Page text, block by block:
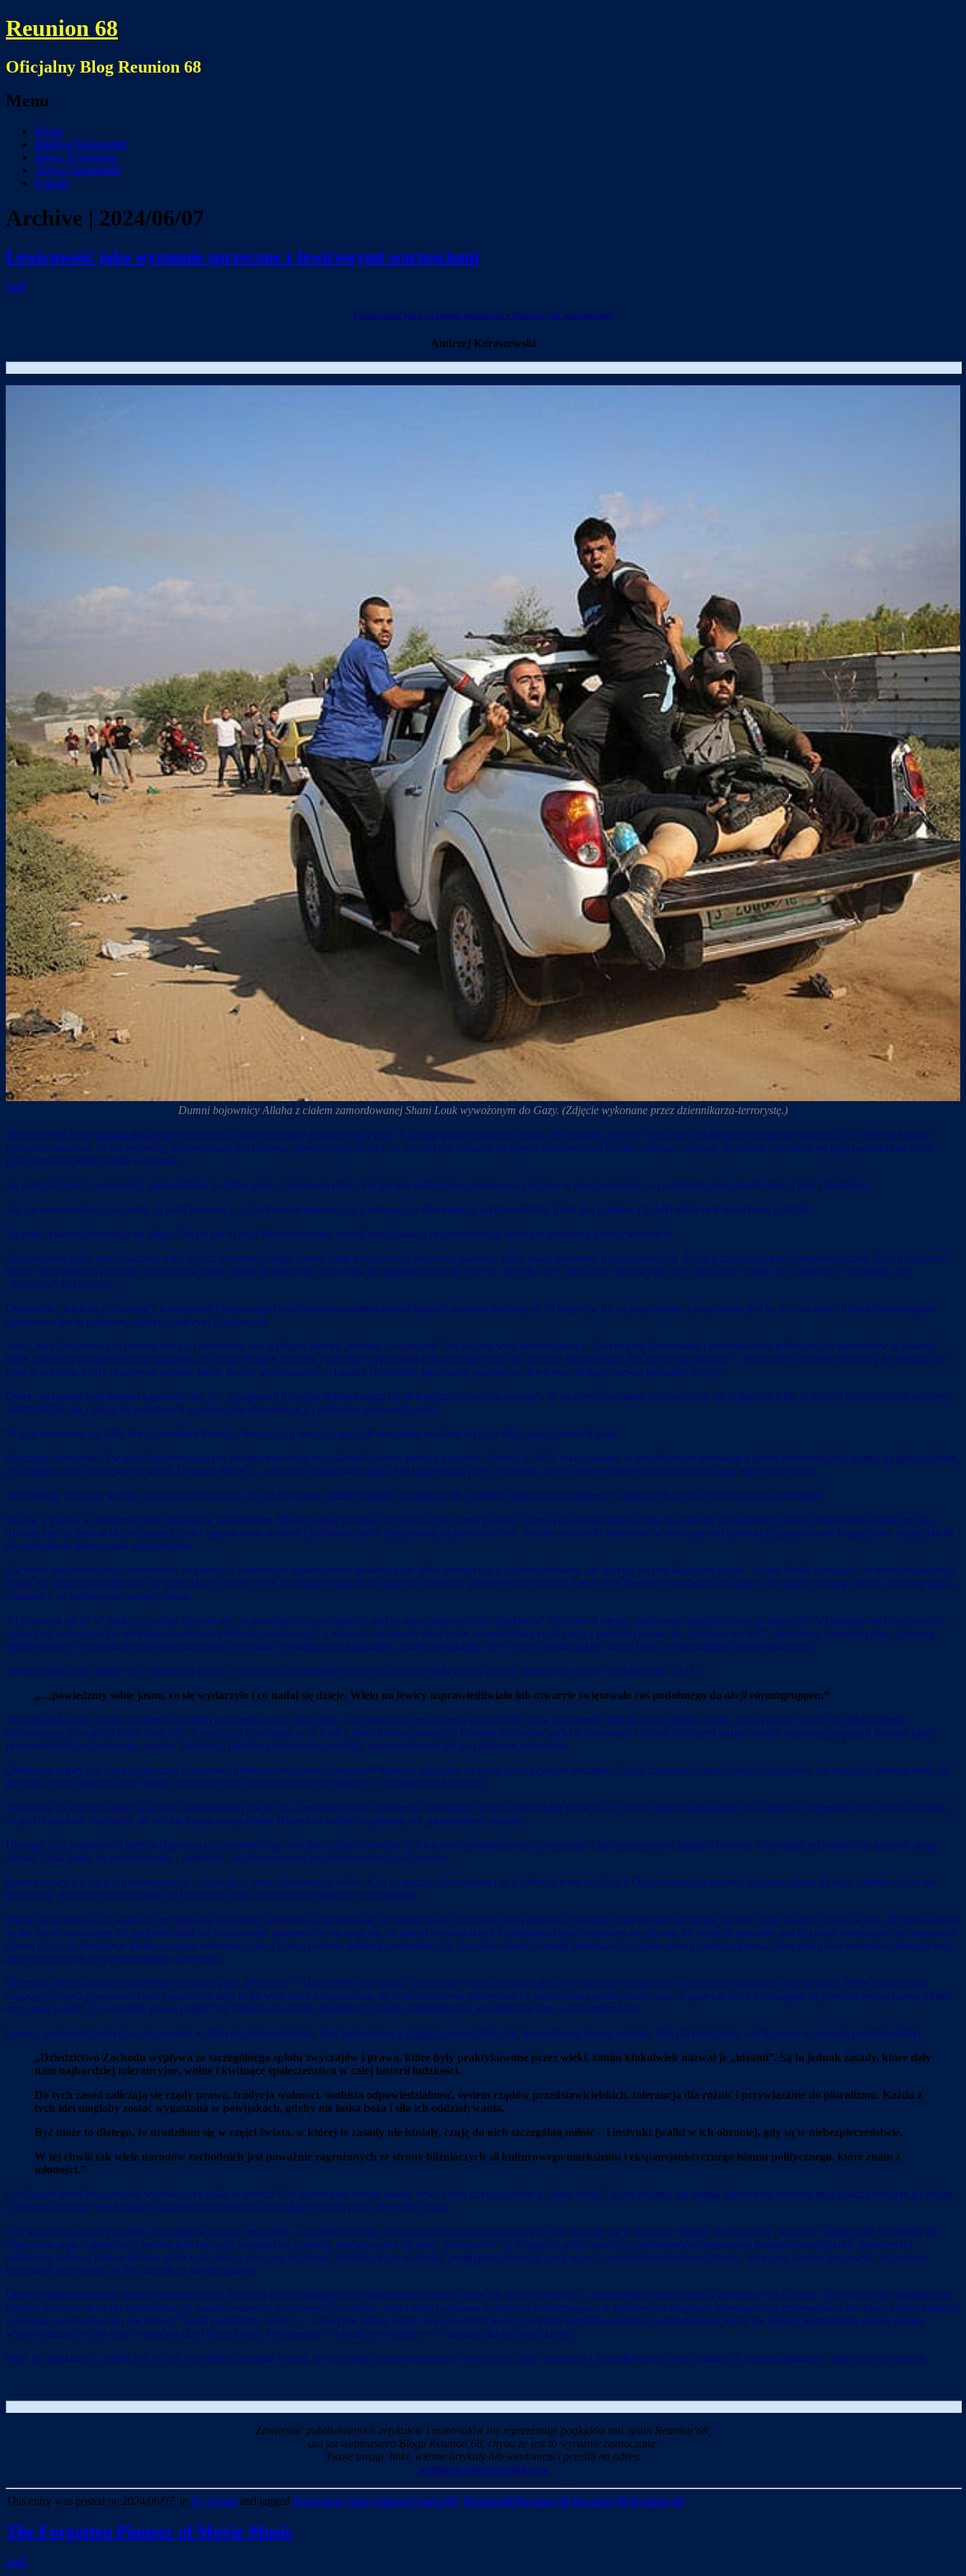
Reunion 68
Oficjalny Blog Reunion 68
Menu
Skip
content
Home
Biuletyn Reunion68
Słowo Żydowskie
Artysci Reunion68
Książki
Archive | 2024/06/07
Lewicowość jako wyznanie sprzeczne z lewicowymi wartościami
Jun7
Lewicowość jako wyznanie sprzeczne z lewicowymi wartościami
Andrzej Koraszewski
Dumni bojownicy Allaha z ciałem zamordowanej Shani Louk wywożonym do Gazy. (Zdjęcie wykonane przez dziennikarza-terrorystę.)
Amerykański autor napisał długi esej o amoralnym antysyjonizmie postępowej lewicy. Czytając go próbowałem dociec jak rozumie „lewicę”, dlaczego deklaruje jej dozgonną wierność, czy jeśli na samym
początku zaznacza, że ten amoralny antysyjonizm jest chorobą „postępowej” lewicy, to on sam jest konserwatywnym lewicowcem? Krótko mówiąc, czytając wyraźnie czepiałem się tego patrzenia na świat
przez pryzmat politycznego wyznania.
Na pytanie, kim ja sam jestem, odpowiadam, że tylko sobą, czyli niewiernym, lub jak kto woli bezwyznaniowym gościem w rzeczywistości, (co automatycznie skreśla mnie z listy członków).
Już we wprowadzeniu czytamy, że ruch lewicowy „utracił nawet najmniejsze powiązania z elementarną przyzwoitością, która jest podstawą każdej właściwie lewicowej polityki”.
To jedno zdanie zatrzymuje na długo. No bo jak to jest? Ruch lewicowy utracił powiązania z przyzwoitością, która jest podstawą każdej właściwej…
Najwyraźniej autor jest świadomy tego, że już wcześniej mogła istnieć jakaś niewłaściwa lewicowa polityka, która miała problemy z przyzwoitością. Ten typ zastrzeżeń jest charakterystyczny dla wyznawców,
którzy mają głęboką potrzebę zachowania wiary, mimo świadomości kroczenia po grząskim gruncie. Wierzę, ale tylko we „właściwy” katolicyzm, we „właściwy” islam, we „właściwy” marksizm, we
„właściwą” lewicowość.
Określenie „właściwy” zwalnia z konieczności klarownego zdefiniowania obiektu naszej miłości, pozwala na domysł, że wierzę w to, co przyzwoite, a przyzwoite jest to, w co wierzę. Odwieczna pułapka
marzenia o byciu pięknym, dobrym, mądrym i kochanym.
Jack Omer-Jackaman zna historię lewicy i doskonale wie o długiej historii „błędów i wypaczeń” lub jak kto woli zbrodni lewicy. Zaczyna od Kronsztadu i przechodzi do późniejszych momentów w historii,
które kolejnym pokoleniom uświadamiały, że „intelektualne wykręty i moralne wypaczenia linii partyjnej stają się zarówno nieuniknione, jak nie do utrzymania”.
Autor pisze (innymi słowami), że obudził się z
ręką w nocniku, kiedy przeczytał żądanie Judith Butler, aby rozumieć „Hamas i Hezbollah, jako ruchy postępowe, lewicowe, będące częścią globalnej lewicy”.
Omer- Jackaman natychmiast zapewnia nas, że „okropności Związku Radzieckiego nie delegitymizowały socjalizmu”, że na zawsze zostanie lewicowcem, ale będzie zaciekle walczył z lewicowością zarówno
Judith Butler, jak i tłumu jej podobnych wyznawców dekolonizacji i globalnej sprawiedliwości.
W tym momencie na kilka dni przerwałem lekturę, chociaż przy innych zajęciach wracałem myślami do tych kilku przeczytanych zdań.
Dlaczego okropności Związku Radzieckiego nie delegitymizowały socjalizmu? Jeszcze przed wyjazdem z Polski w 1971 roku pisałem, że socjalizm jest nieustającą próbą industrializacji opartej na pańszczyźnie,
że socjalizm jest zwycięstwem utopii Thomasa More’a – wiecznej dobrotliwej opieki nad maluczkimi przez światłych, że jest zniewoleniem prezentowanym jako najwyższe dobro.
Wybraliśmy Szwecję, trochę z powodu przekonania, że jest to miejsce, gdzie socjaliści zrezygnowali z ambicji budowania socjalizmu i ograniczyli się do cywilizowania kapitalizmu.
Patrząc z Polski, to złudzenie było całkowicie uzasadnione. Bliższy ogląd pokazał, że była to tylko część prawdy. Trzecia (skandynawska) droga okazała się wydłużeniem Nowej Polityki Ekonomicznej na
dziesięciolecia, jednak bez rezygnacji z idei ograniczenia wolności jednostek przez długotrwałą nadopiekuńczość. System szwedzki doskonale wykorzystywał produkcyjną sprawność kapitalizmu, dążąc jednak
do centralnego planowania szczęśliwości.
Zachodni socjaldemokraci zrozumieli, że pomysł z centralnym planowaniem produkcji nie tylko przegrywa z wolnym rynkiem, ale skazuje na cywilizacyjną zapaść. Adam Smith zauważył, że niewidzialna ręka
rynku nie działa automatycznie, że prawdziwy wolny rynek wymaga nieustannego nadzoru i ochrony przed nieuczciwością. Lewicowy liberalizm wydawał się łączyć akceptację wolnego rynku, ochronę prawa
własności, ze społecznym solidaryzmem.
To brzmi jak ideał. W praktyce jednak okazało się, że niesamowity początkowy sukces tego połączenia nie mógł trwać wiecznie. Etatyzm, nadmierne opodatkowane pracujących, wyłonienie się całej warstwy
społecznej zajmującej się wtórnym dzieleniem dochodu narodowego, a wreszcie świadome niszczenie protestanckiej etyki pracy i przekonywanie, że „państwo ma dać”, stopniowo zmieniało ideę „państwa
opiekuńczego” w grabarza socjaldemokracji jako czynnika cywilizującego kapitalizm, ponownie oddając stery w ręce zwolenników utopii (tym razem globalnej sprawiedliwości).
Amerykański autor gotuje się z oburzenia pisząc o reakcjach amrykańskiej lewicy na barbarzyński najazd zbirów Hamasu na Izrael 7 października 2023 r.:
„…powiedzmy sobie jasno, co się wydarzyło i co nadal się dzieje. Wielu na lewicy usprawiedliwiało lub otwarcie świętowało coś podobnego do akcji einsatzgruppen.”
Amerykański autor (moim zdaniem zasadnie) postrzega lewicę jako stado. Antysemityzm jest chorobą przewlekłą, która nieustannie atakuje różne ludzkie stada. Antysyjonizm lewicy to tylko strategia
mobilizująca do walki o różne inne cele. Czytamy w tym eseju, że ta lewica była skłonna poświęcić Ukrainę na ołtarzu walki z Zachodem i że byli to ci sami ludzie, którzy wcześniej popierali Assada, kiedy
przeprowadzał rzeź własnego narodu. Jednostki, (heretycy lewicowego ruchu), przeciwstawiały się tym stadnym odruchom.
Deklaracja takiej czy innej politycznej tożsamości utrudnia dostrzeżenie fatalnych skutków patrzenia na świat przez pryzmat wyznania. Autor zauważa sympatycznych heretyków we własnym stronnictwie, ale
już gubi z pola widzenia tych, którzy mówią to samo (często bardziej wyraźnie), z niewłaściwych pozycji.
Analizując to zdumiewające poparcie amerykańskiej lewicy dla demokratycznie wybranego rosyjskiego tyrana dziennikarz ubolewa, że w ten sposób mogą oddać zwycięstwo Trumpowi, który otwarcie mówi,
że go Ukraina nie obchodzi, ale oni ukrywają swoją zdradę Bidena za ładnie wyglądającym „pragnieniem pokoju”.
Utopijne cele połączone z głęboką ignorancją charakteryzują wszelkie myślenie stadne, te lewicowe są romantyczne i połączone z mesjanistycznym ideałem budowy wspaniałej przyszłości na gruzach złego
świata. Efekt łatwy do przewidzenia – skłonność do akceptowania innych destrukcyjnych ruchów.
Innymi słowy lewica jest humanistyczna – morduje w imię szlachetnych celów. Czy to znaczy, że humaniści są z definicji lewicowi? Jack Omer-Jackaman sprawia wrażenie jakby do tego właśnie chciał nas
przekonać. Aspiracje do monopolu na humanizm mają również chrześcijanie i muzułmanie.
Próba spisania naszych wartości i przypisania im pewnej hierarchii może pokazać, że stoimy przed wyborem: albo partyjna tożsamość albo humanizm. Mogę nazwać moje wartości lewicowymi, ale jeśli wartości
są dla mnie ważniejsze niż przynależność do lewicowego plemienia to okazuje się, że jestem zwolennikiem kapitalizmu i przeciwnikiem socjalizmu, że wolność jednostki jest dla mnie ważniejsza niż urządzanie
innym życia, że likwidacja głodu wymaga wolnego rynku i wykorzystania ludzkiej pomysłowości, że wolny rynek wymaga demokracji i rządów prawa; rządów prawa, które kładą kres wolności jednostki tam,
gdzie zaczyna się krzywda drugiego człowieka.
Dlaczego zatem definiujemy niektóre wartości jako „lewicowe”? Odpowiedź jest prosta. To głównie lewica dopominała się o skrócenie dnia pracy, o prawo do związków zawodowych, które umożliwiało
negocjacje między pracodawcami i pracownikami, to głównie lewica dopominała się o ubezpieczenia zdrowotne i o powszechną opiekę medyczną, to głównie lewica domagała się powszechnego prawa głosu
oraz praw kobiet. Te wszystkie prawa mogły być realizowane dzięki demokracji i dzięki kapitalizmowi umożliwiającemu wzrost dobrobytu.
Lewica jest kolektywistyczna, humanizm to głównie indywidualizm. Być może lepiej wyjaśni to Ayaan Hirsi Ali, do niedawna słynna ateistka, dziś chrześcijanka, wychowana w rodzinie muzułmańskiej:
„Dziedzictwo Zachodu wypływa ze szczególnego splotu zwyczajów i prawa, które były praktykowane przez wieki, zanim ktokolwiek nazwał je „ideami”. Są to jednak zasady, które dały
nam najbardziej tolerancyjne, wolne i kwitnące społeczeństwa w całej historii ludzkości.
Do tych zasad zaliczają się rządy prawa, tradycja wolności, osobista odpowiedzialność, system rządów przedstawicielskich, tolerancja dla różnic i przywiązanie do pluralizmu. Każda z
tych idei mogłaby zostać wygaszona w powijakach, gdyby nie łaska boża i siła ich oddziaływania.
Być może to dlatego, że urodziłam się w części świata, w której te zasady nie istniały, czuję do nich szczególną miłość – i instynkt [walki w ich obronie], gdy są w niebezpieczeństwie.
W tej chwili tak wiele narodów zachodnich jest poważnie zagrożonych ze strony bliźniaczych sił kulturowego marksizmu i ekspansjonistycznego islamu politycznego, które znam z
młodości.”
Czy Ayaan broni lewicowych wartości, czy tylko wartości? Czy koniecznie muszę unosić brwi, kiedy czytam zdanie o „łasce bożej”, które okazuje się niemal zabawnym wtrętem przy dalszej lekturze jej tekstu,
w którym analizuje mechanizmy destabilizacji systemów demokratycznych przez piewców tyranii.
Czy klasyfikowanie tej autorki i dziesiątków innych heretyków z muzułmańskiego świata jako konserwatywnej prawicy nie okazuje się w praktyce zdradą „lewicowych” wartości? Tradycyjne feministki nie
mają co do tego wątpliwości. Jednak jeśli nie masz przemożnej potrzeby deklarowania się jako „lewicowiec”, jeśli zdajesz sobie sprawę z mechanizmów nieustannej kradzieży autorytetów moralnych i
nabierania ludzi na piękne słówka przez tych, którzy chcą nas pozbawić zdobytych już wolności, podstępnie promując swój sojusz z totalitarnym barbarzyństwem, wówczas możesz zauważyć, że partyjna
tożsamość jest mordercza dla rozsądku i dla moralności.
Obecne prohamasowskie protesty mieszkańców Zachodu przypominają nam o nikczemności tłumu, który tak łatwo przekonać o domniemanej szlachetności zbrodniczych czynów. To rewolucyjne podniecenie
to tylko pierwszy krok do zniszczenia już zrealizowanych „lewicowych” wartości. Jack Omer-Jackaman wydaje się to dostrzegać i w końcowych akapitach swojego eseju przypomina Che, Mao, Ulrike Meinhof
i ostrzega „wschodzącego lewicowca” przed pułapkami pisząc: „…odtąd nie toleruj żadnych wypowiedzi lewicy na temat konfliktu izraelsko-palestyńskiego, które nie byłyby wiarygodne, gdyby zostały
wypowiedziane w pik-upie wiozącym ciało Shani Louk. To najlepsze – a może to wszystko – co możesz dla niej teraz zrobić”.
Niby się zgadzam, a jednak jest w tym wszystkim znacznie więcej, co powoduje zakwestionowanie lewicowości jako wyznania i porządkowania ocen moralnych intersekcjonalnym, partyjnym kryteriom.
Zawartość publikowanych artykułów i materiałów nie reprezentuje poglądów ani opinii Reunion’68,
ani też webmastera Blogu Reunion’68, chyba ze jest to wyraźnie zaznaczone.
Twoje uwagi, linki, własne artykuły lub wiadomości prześlij na adres:
webmaster@reunion68.com
This entry was posted on 2024/06/07, in Ze Swiata and tagged Najwiekszy blog emigracji marca'68, Reunion68 Reunion 68 Reunion’68 Reunion-68.
The Forgotten Pioneer of Movie Music
Jun7